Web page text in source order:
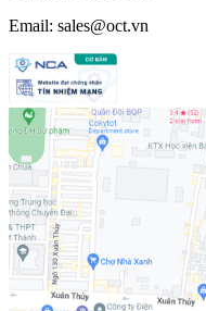
Email: sales@oct.vn